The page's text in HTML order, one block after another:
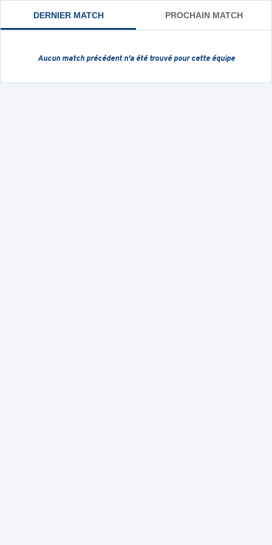
DERNIER MATCH PROCHAIN MATCH
Aucun match précédent n'a été trouvé pour cette équipe